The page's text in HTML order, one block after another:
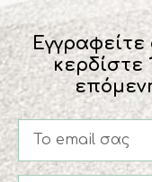
κερδίστε